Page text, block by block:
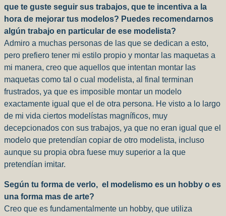
que te guste seguir sus trabajos, que te incentiva a la
hora de mejorar tus modelos? Puedes recomendarnos
algún trabajo en particular de ese modelista?
Admiro a muchas personas de las que se dedican a esto,
pero prefiero tener mi estilo propio y montar las maquetas a
mi manera, creo que aquellos que intentan montar las
maquetas como tal o cual modelista, al final terminan
frustrados, ya que es imposible montar un modelo
exactamente igual que el de otra persona. He visto a lo largo
de mi vida ciertos modelístas magníficos, muy
decepcionados con sus trabajos, ya que no eran igual que el
modelo que pretendían copiar de otro modelista, incluso
aunque su propia obra fuese muy superior a la que
pretendían imitar.
Según tu forma de verlo, el modelismo es un hobby o es
una forma mas de arte?
Creo que es fundamentalmente un hobby, que utiliza